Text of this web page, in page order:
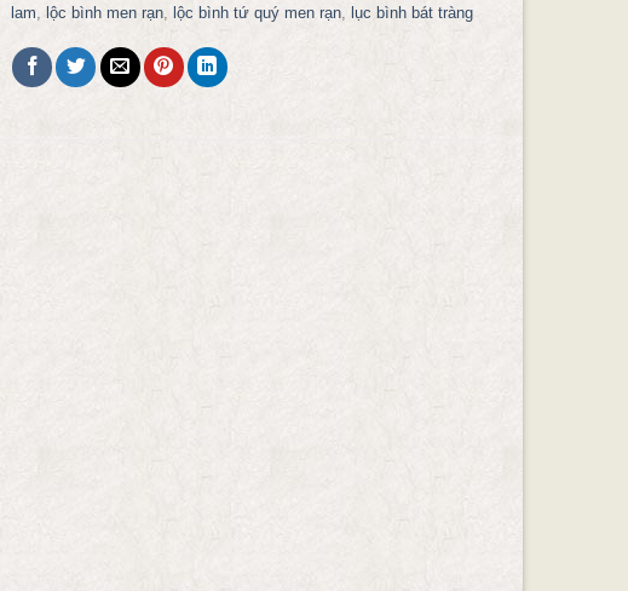
lam, lộc bình men rạn, lộc bình tứ quý men rạn, lục bình bát tràng